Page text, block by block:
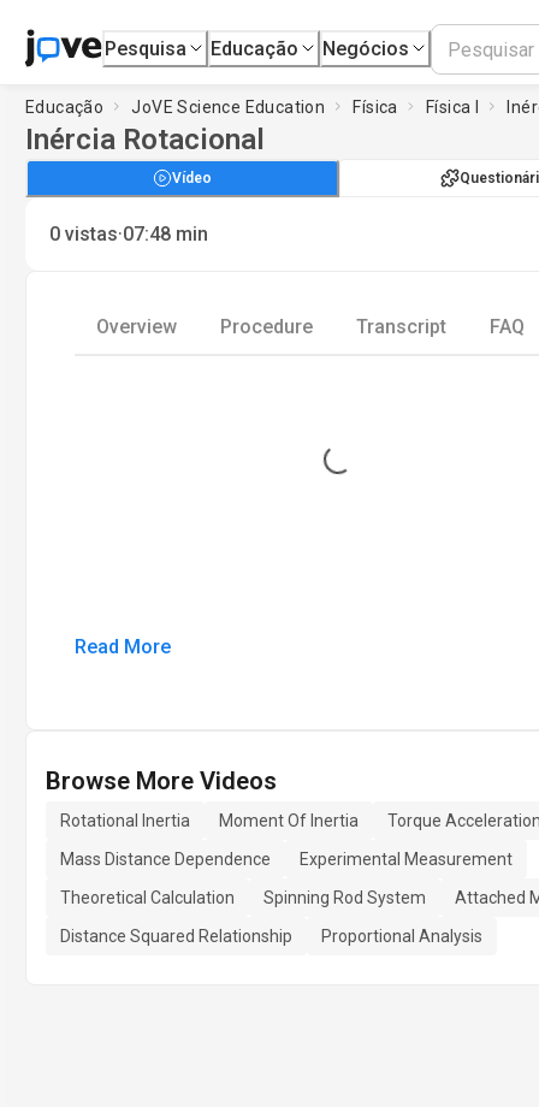
Pesquisa Educação Negócios
Educação JoVE Science Education Física Física I
Inércia Rotacional
Vídeo
0 vistas·07:48 min
Overview Procedure Transcript FAQ
Loading...
Read More
Browse More Videos
Rotational Inertia Moment Of Inertia
Torque
Mass Distance Dependence
Experimental Measurement
Theoretical Calculation
Spinning Rod System
Attached
Distance Squared Relationship
Proportional Analysis